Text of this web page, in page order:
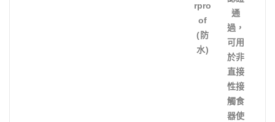
rpro
of
(防
水)
通
過，
可用
於非
直接
性接
觸食
器使